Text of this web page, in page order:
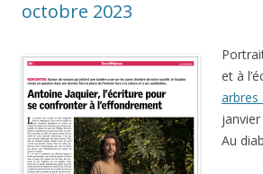
octobre 2023
et à
arbres
Au